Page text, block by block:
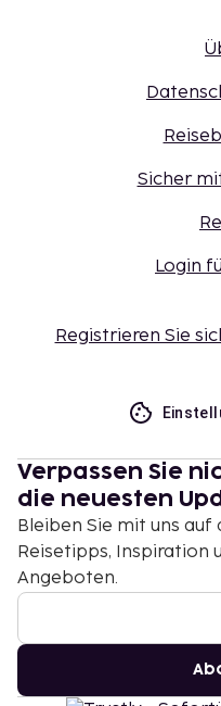
Sicher
Login
Registrieren Sie
Verpassen Sie
die neuesten
Bleiben Sie mit uns auf
Reisetipps, Inspiration
Angeboten.